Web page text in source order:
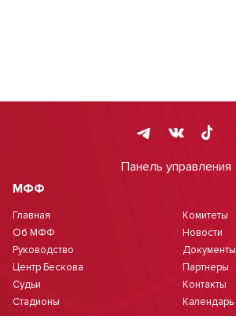
Панель управления
МФФ
Главная
Об МФФ
Руководство
Центр Бескова
Судьи
Стадионы
Комитеты
Новости
Документы
Партнеры
Контакты
Календарь